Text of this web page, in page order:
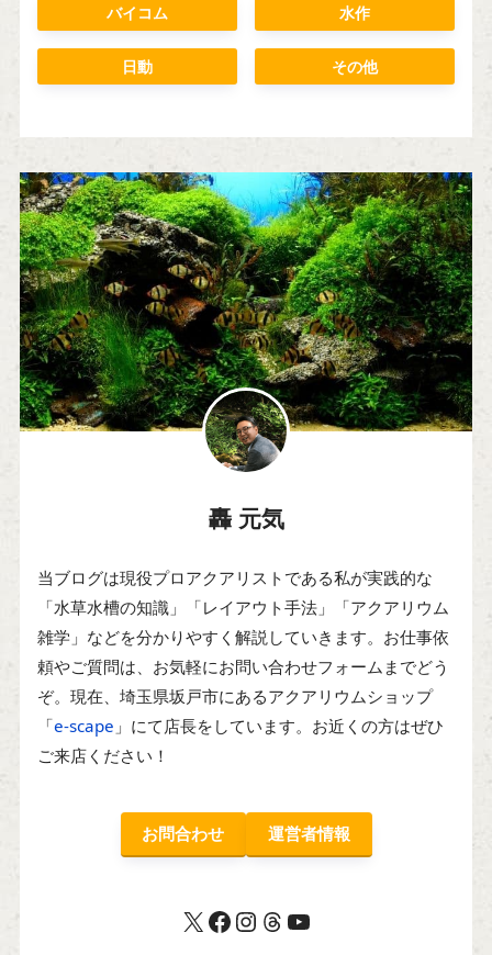
バイコム 水作
日動 その他
轟 元気
当ブログは現役プロアクアリストである私が実践的な
「水草水槽の知識」「レイアウト手法」「アクアリウム
雑学」などを分かりやすく解説していきます。お仕事依
頼やご質問は、お気軽にお問い合わせフォームまでどう
ぞ。現在、埼玉県坂戸市にあるアクアリウムショップ
「e-scape 」にて店長をしています。お近くの方はぜひ
ご来店ください！
お問合わせ 運営者情報